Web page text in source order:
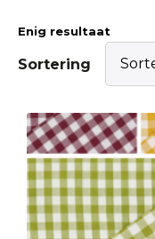
Enig resultaat
Sortering
Dit
product
heeft
meerdere
variaties.
Deze